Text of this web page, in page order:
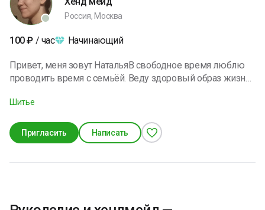
Россия, Москва
100₽ / час Начинающий
Привет, меня зовут НатальяВ свободное время люблю
проводить время с семьёй. Веду здоровый образ жизни,
заказов и готов поделиться своим опытом.
Шитье
Пригласить Написать